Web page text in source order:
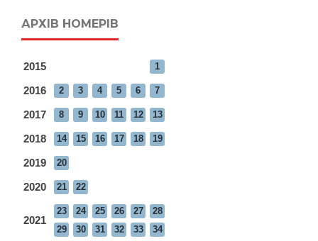
АРХІВ НОМЕРІВ
2015 1
2016 2 3 4 5 6 7
2017 8 9 10 11 12 13
2018 14 15 16 17 18 19
2019 20
2020 21 22
2021
23 24 25 26 27
28
29
30 31 32 33 34